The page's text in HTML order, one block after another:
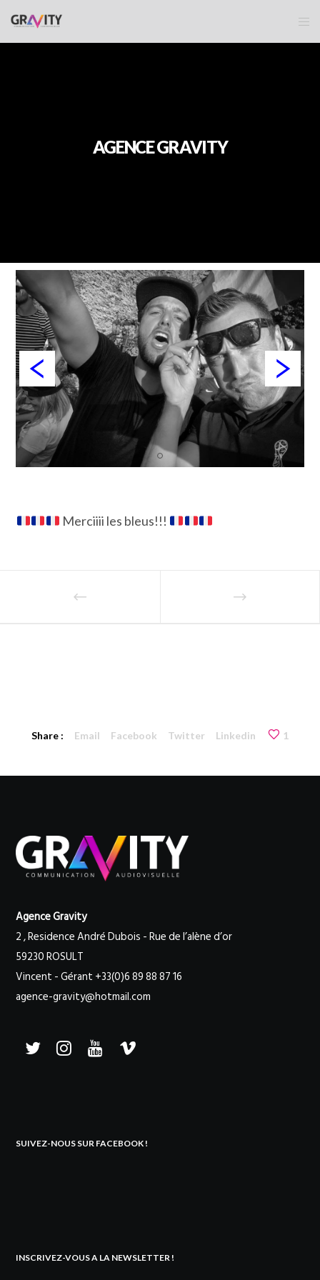
AGENCE GRAVITY
Merciiii les bleus!!!
Share : Email Facebook Twitter Linkedin 1
Agence Gravity
2 , Residence André Dubois - Rue de l’alène d’or
59230 ROSULT
Vincent - Gérant +33(0)6 89 88 87 16
agence-gravity@hotmail.com
SUIVEZ-NOUS SUR FACEBOOK !
INSCRIVEZ-VOUS A LA NEWSLETTER !